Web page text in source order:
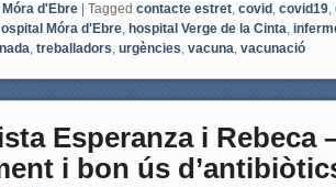
Móra d'Ebre Tagged contacte estret, covid , covid19,
Móra d'Ebre, hospital Verge de la Cinta,
, treballadors, urgències, vacuna, vacunació
Esperanza i Rebeca
i bon ús